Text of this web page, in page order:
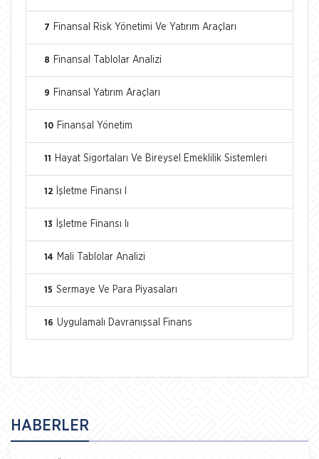
7 Finansal Risk Yönetimi Ve Yatırım Araçları
8 Finansal Tablolar Analizi
9 Finansal Yatırım Araçları
10 Finansal Yönetim
11 Hayat Sigortaları Ve Bireysel Emeklilik Sistemleri
12 İşletme Finansı I
13 İşletme Finansı Iı
14 Mali Tablolar Analizi
15 Sermaye Ve Para Piyasaları
16 Uygulamalı Davranışsal Finans
HABERLER